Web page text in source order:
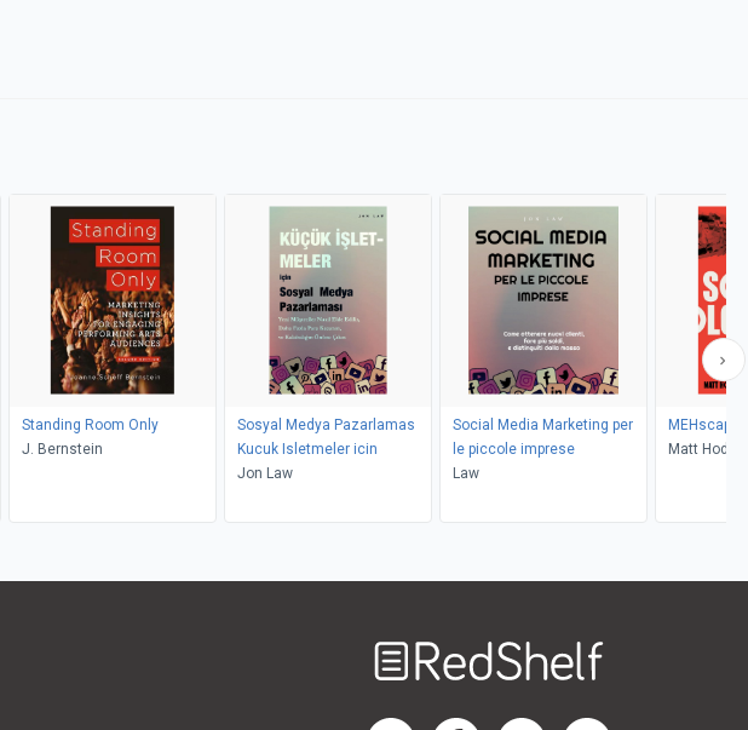
Standing Room Only
J. Bernstein
Sosyal Medya Pazarlamas
Kucuk Isletmeler icin
Jon Law
Social Media Marketing per
le piccole imprese
Law
Matt